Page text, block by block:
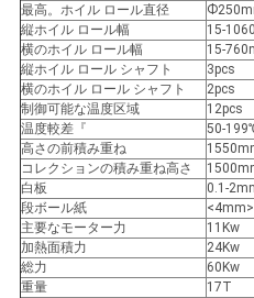
要
求
し
な
さ
い
最高。ホイル ロール直径
縦ホイル ロール幅
15-
横のホイル ロール幅
15-
縦ホイル ロール シャフト
3pcs
横のホイル ロール シャフト
2pcs
制御可能な温度区域
12pcs
温度較差『
50-
高さの前積み重ね
コレクションの積み重ね高さ
白板
0.1-
段ボール紙
<4mm>
主要なモーター力
11Kw
加熱面積力
24Kw
総力
60Kw
重量
17T